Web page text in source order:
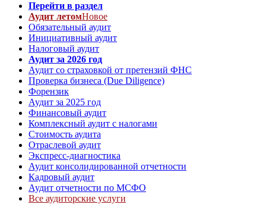
Перейти в раздел
Аудит летомНовое
Обязательный аудит
Инициативный аудит
Налоговый аудит
Аудит за 2026 год
Аудит со страховкой от претензий ФНС
Проверка бизнеса (Due Diligence)
Форензик
Аудит за 2025 год
Финансовый аудит
Комплексный аудит с налогами
Стоимость аудита
Отраслевой аудит
Экспресс-диагностика
Аудит консолидированной отчетности
Кадровый аудит
Аудит отчетности по МСФО
Все аудиторские услуги